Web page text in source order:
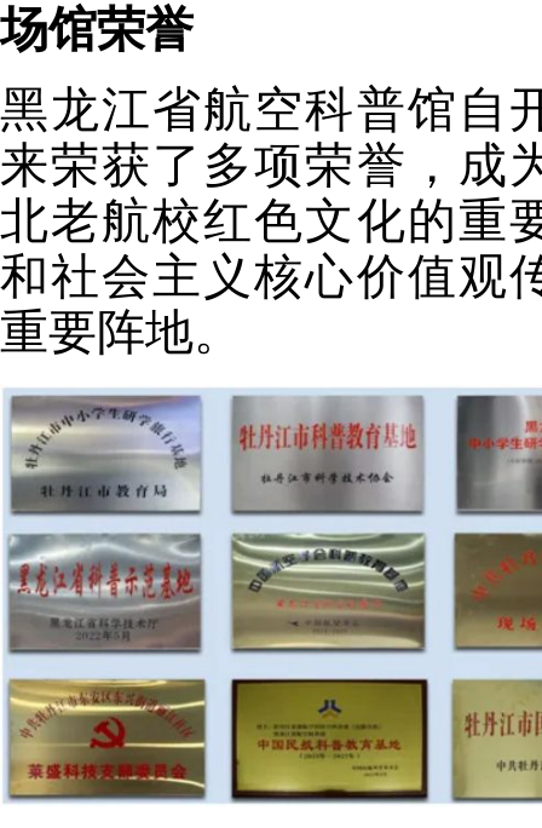
场馆荣誉
黑龙江省航空科普馆自
来荣获了多项荣誉，成
北老航校红色文化的重
和社会主义核心价值观
重要阵地。